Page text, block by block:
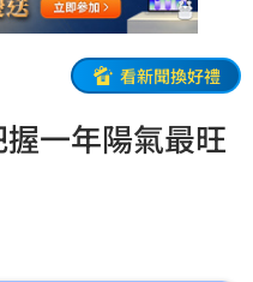
看新聞換好禮
一年陽氣最旺